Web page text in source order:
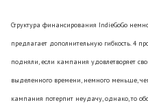
Структура финансирования IndieGoGo
предлагает дополнительную гибкость. 4
подняли, если кампания удовлетворяет
выделенного времени, немного меньше,
кампания потерпит неудачу, однако, то